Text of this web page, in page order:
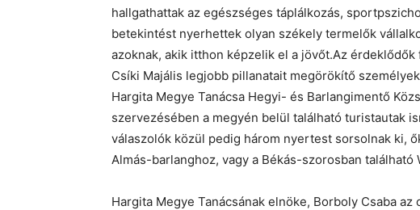
hallgathattak az egészséges táplálkozás,
betekintést nyerhettek olyan székely termelők
azoknak, akik itthon képzelik el a jövőt.Az
Csíki Majális legjobb pillanatait megörökítő
Hargita Megye Tanácsa Hegyi- és Barlangimentő
szervezésében a megyén belül található turistautak
válaszolók közül pedig három nyertest sorsolnak ki,
Almás-barlanghoz, vagy a Békás-szorosban
Hargita Megye Tanácsának elnöke, Borboly Csaba